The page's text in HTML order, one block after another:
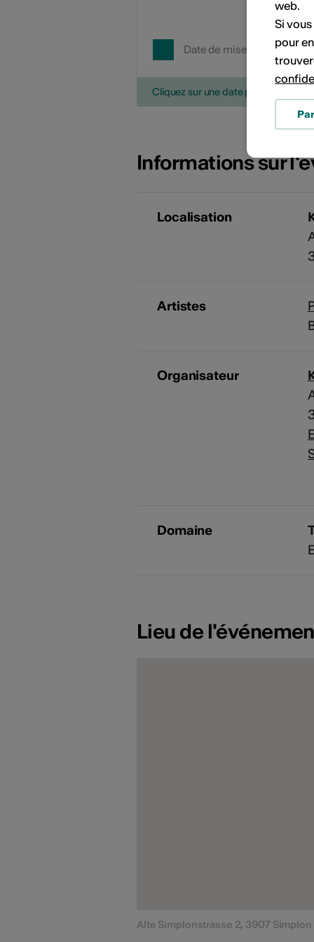
Date de mise en œuvre
Cliquez sur une date pour ajouter
Informations sur
Localisation
Artistes
Organisateur
Domaine
Lieu de
Alte Simplonstrasse 2, 3907 Simplon
web.
Si
pour